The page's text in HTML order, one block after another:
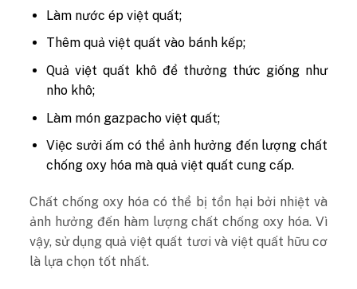
Làm nước ép việt quất;
Thêm quả việt quất vào bánh kếp;
Quả việt quất khô để thưởng thức giống như
nho khô;
Làm món gazpacho việt quất;
Việc sưởi ấm có thể ảnh hưởng đến lượng chất
chống oxy hóa mà quả việt quất cung cấp.
Chất chống oxy hóa có thể bị tổn hại bởi nhiệt và
ảnh hưởng đến hàm lượng chất chống oxy hóa. Vì
vậy, sử dụng quả việt quất tươi và việt quất hữu cơ
là lựa chọn tốt nhất.